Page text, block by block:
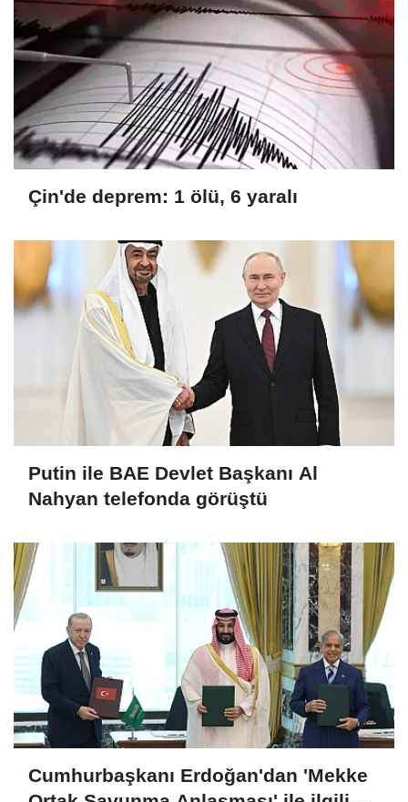
Çin'de deprem: 1 ölü, 6 yaralı
Putin ile BAE Devlet Başkanı Al
Nahyan telefonda görüştü
Cumhurbaşkanı Erdoğan'dan 'Mekke